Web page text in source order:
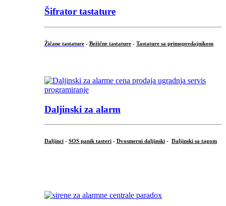
Šifrator tastature
Žičane tastature - Bežične tastature - Tastature sa primopredajnikom
Daljinski za alarm
Daljinci - SOS panik tasteri - Dvosmerni daljinski - Daljinski sa tagom